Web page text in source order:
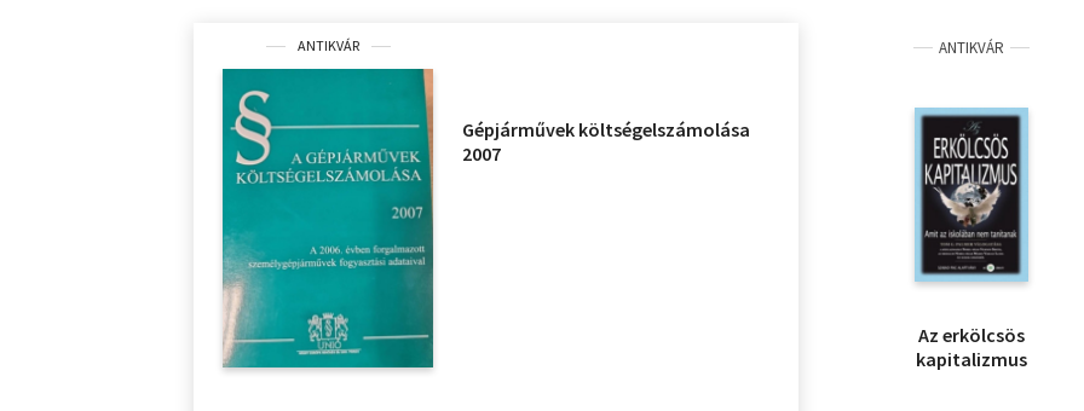
ANTIKVÁR
Gépjárművek költségelszámolása
2007
ANTIKVÁR
Az erkölcsös
kapitalizmus